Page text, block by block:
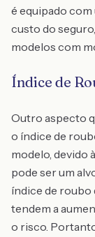
é equipado
custo do
modelos com
Índice de
Outro aspecto
o índice de
modelo, devido
pode ser um
índice de roubo
tendem a
o risco.